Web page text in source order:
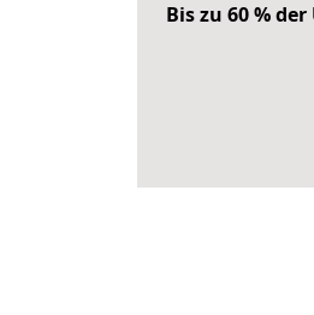
Bis zu 60 %